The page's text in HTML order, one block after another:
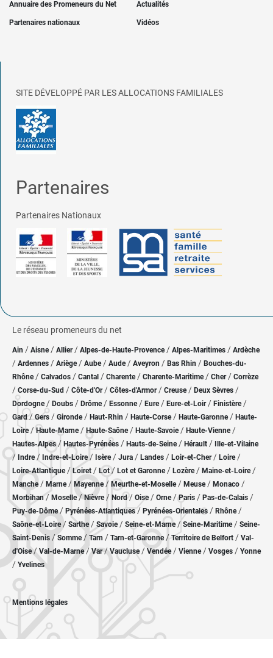
Annuaire des Promeneurs du Net Actualités
Partenaires nationaux Vidéos
SITE DÉVELOPPÉ PAR LES ALLOCATIONS FAMILIALES
Partenaires
Partenaires Nationaux
Le réseau promeneurs du net
Ain / Aisne/ Allier/ Alpes-de-Haute-Provence / Alpes-Maritimes / Ardèche
/ Ardennes / Ariège/ Aube/ Aude / Aveyron / Bas Rhin / Bouches-du-
Rhône/ Calvados / Cantal / Charente / Charente-Maritime/ Cher / Corrèze
/ Corse-du-Sud / Côte-d'Or / Côtes-d'Armor/ Creuse/ Deux Sèvres /
Dordogne/ Doubs / Drôme/ Essonne / Eure/ Eure-et-Loir / Finistère/
Gard/Gers / Gironde/ Haut-Rhin / Haute-Corse/ Haute-Garonne/ Haute-
Loire/Haute-Marne/ Haute-Saône/ Haute-Savoie/ Haute-Vienne/
Hautes-Alpes/ Hautes-Pyrénées / Hauts-de-Seine/ Hérault / Ille-et-Vilaine
/ Indre/ Indre-et-Loire/ Isère/ Jura / Landes / Loir-et-Cher/ Loire/
Loire-Atlantique/ Loiret / Lot/ Lot et Garonne/ Lozère / Maine-et-Loire/
Manche/ Marne/ Mayenne/ Meurthe-et-Moselle/ Meuse/ Monaco /
Morbihan/ Moselle/ Nièvre / Nord/ Oise / Orne/Paris / Pas-de-Calais /
Puy-de-Dôme/ Pyrénées-Atlantiques / Pyrénées-Orientales / Rhône/
Saône-et-Loire/ Sarthe/ Savoie/ Seine-et-Marne/ Seine-Maritime/ Seine-
Saint-Denis /Somme/ Tarn / Tarn-et-Garonne/Territoire de Belfort / Val-
d'Oise/ Val-de-Marne/Var/Vaucluse/ Vendée/ Vienne/ Vosges / Yonne
/ Yvelines
Mentions légales